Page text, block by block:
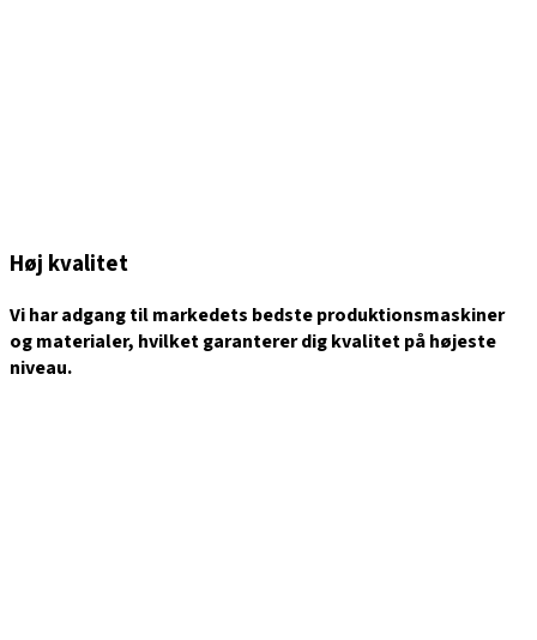
Høj kvalitet
Vi har adgang til markedets bedste produktionsmaskiner
og materialer, hvilket garanterer dig kvalitet på højeste
niveau.